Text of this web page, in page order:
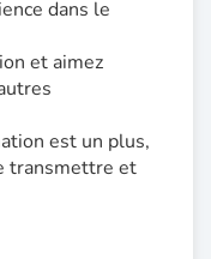
dans le
et aimez
est un plus,
transmettre et